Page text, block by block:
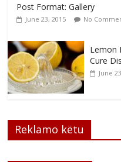
Post Format: Gallery
June 23, 2015 No
Lemon
Cure
June
Reklamo këtu